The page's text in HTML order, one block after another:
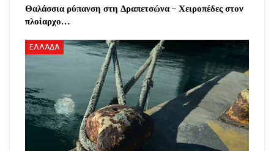
Θαλάσσια ρύπανση στη Δραπετσώνα – Χειροπέδες στον
πλοίαρχο…
ΕΛΛΑΔΑ